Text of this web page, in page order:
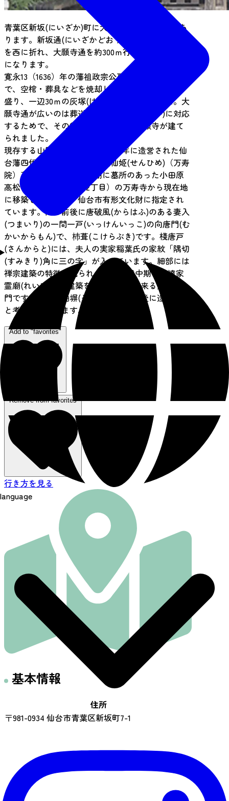
language
青葉区新坂(にいざか)町に大願寺(だいがんじ)があ
ります。新坂通(にいざかどおり)を北進し、Ｔ字路
を西に折れ、大願寺通を約300ｍ行った突き当たり
になります。
寛永13（1636）年の藩祖政宗公死去の際の葬礼の地
で、空棺・葬具などを焼却し、その灰を集め土を
盛り、一辺30ｍの灰塚(はいづか)を造りました。大
願寺通が広いのは葬送儀礼(そうそうぎれい)に対応
するためで、その後、灰塚の東側に大願寺が建て
られました。
現存する山門は、宝永6（1709）年に造営された仙
台藩四代藩主伊達綱村公夫人仙姫(せんひめ)（万寿
院）墓所の門を、明治初期に墓所のあった小田原
高松（現宮城野区高松2丁目）の万寿寺から現在地
に移築したもので、仙台市有形文化財に指定され
ています。門の前後に唐破風(からはふ)のある妻入
(つまいり)の一間一戸(いっけんいっこ)の向唐門(む
かいからもん)で、杮葺(こけらぶき)です。棧唐戸
(さんからと)には、夫人の実家稲葉氏の家紋「隅切
(すみきり)角に三の字」が入っています。細部には
禅宗建築の特徴が見られ、江戸時代中期の伊達家
霊廟(れいびょう)建築を知ることが出来る数少ない
門です。左右の袖塀(そでべい)は移築後に造られた
と考えられています。
Add to "favorites"
Remove from favorites
行き方を見る
基本情報
住所
〒981-0934 仙台市青葉区新坂町7-1